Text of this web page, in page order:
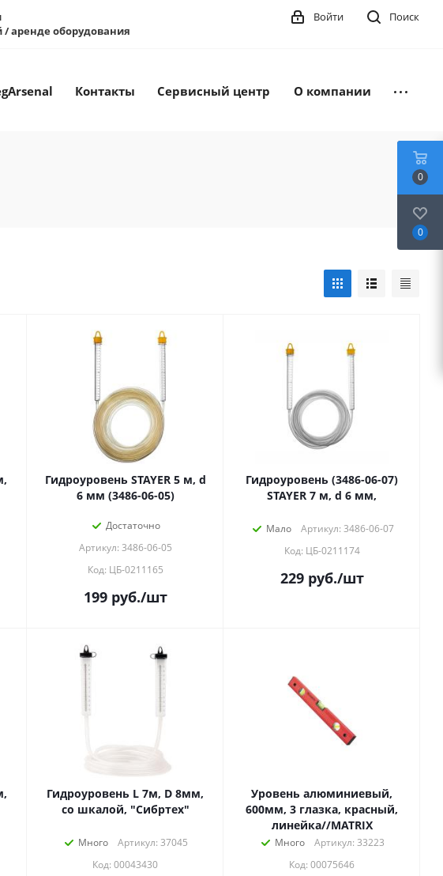
/ аренде оборудования
Поиск
Войти
Контакты Сервисный центр О компании
Гидроуровень STAYER 5 м, d
6 мм (3486-06-05)
Достаточно
Артикул: 3486-06-05
Код: ЦБ-0211165
199руб./шт
Гидроуровень (3486-06-07)
STAYER 7 м, d 6 мм,
Мало
Артикул: 3486-06-07
Код: ЦБ-0211174
229руб./шт
Гидроуровень L 7м, D 8мм,
со шкалой, "Сибртех"
Много
Артикул: 37045
Код: 00043430
Уровень алюминиевый,
600мм, 3 глазка, красный,
линейка//MATRIX
Много
Артикул: 33223
Код: 00075646
0
0